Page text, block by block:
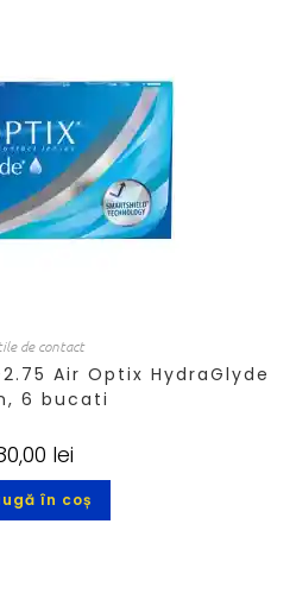
de contact
Air Optix HydraGlyde
6 bucati
lei
în coș